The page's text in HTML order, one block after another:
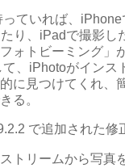
ていれば、iPhone
り、iPadで撮影し
ォトビーミング」
、iPhotoがインス
に見つけてくれ、
る。
で追加された修
トリームから写真